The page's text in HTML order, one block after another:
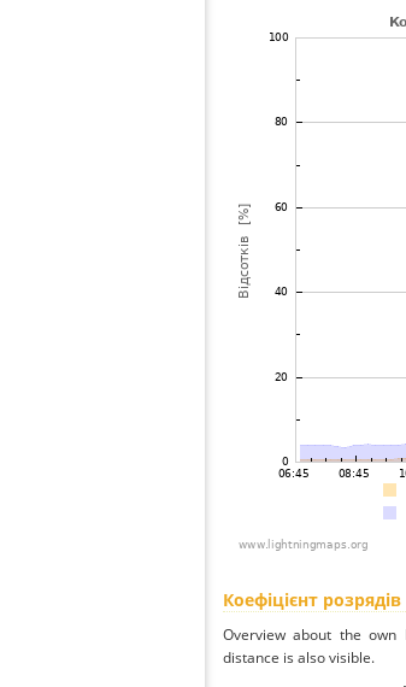
Коефіцієнт
Overview about the
distance is also visible.